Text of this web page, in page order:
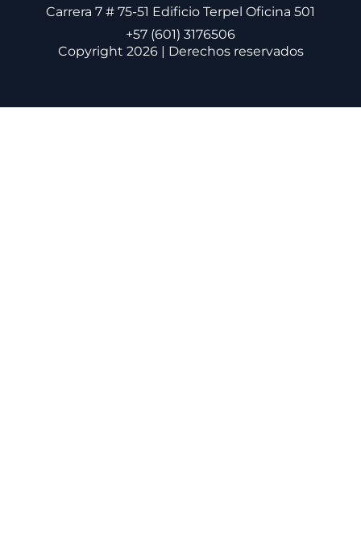
Carrera 7 # 75-51 Edificio Terpel Oficina 501
+57 (601) 3176506
Copyright 2026 | Derechos reservados